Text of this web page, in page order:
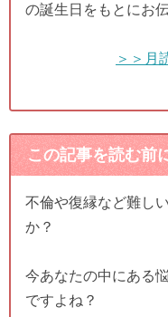
の誕生日をもとにお
＞＞月
この記事を読む前
不倫や復縁など難し
か？
今あなたの中にある
ですよね？